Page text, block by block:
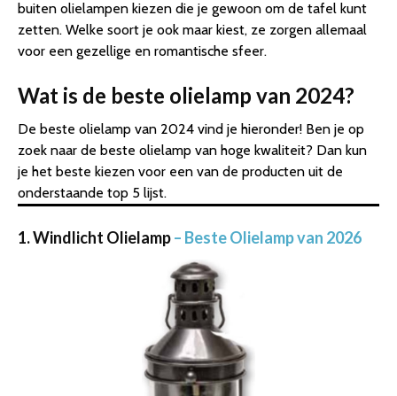
buiten olielampen kiezen die je gewoon om de tafel kunt
zetten. Welke soort je ook maar kiest, ze zorgen allemaal
voor een gezellige en romantische sfeer.
Wat is de beste olielamp van 2024?
De beste olielamp van 2024 vind je hieronder! Ben je op
zoek naar de beste olielamp van hoge kwaliteit? Dan kun
je het beste kiezen voor een van de producten uit de
onderstaande top 5 lijst.
1. Windlicht Olielamp– Beste Olielamp van 2026